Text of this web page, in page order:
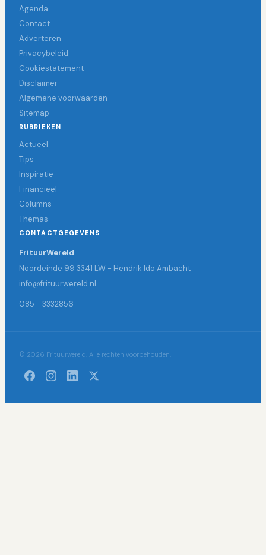
Agenda
Contact
Adverteren
Privacybeleid
Cookiestatement
Disclaimer
Algemene voorwaarden
Sitemap
RUBRIEKEN
Actueel
Tips
Inspiratie
Financieel
Columns
Themas
CONTACTGEGEVENS
FrituurWereld
Noordeinde 99 3341 LW - Hendrik Ido Ambacht
info@frituurwereld.nl
085 - 3332856
© 2026 Frituurwereld. Alle rechten voorbehouden.